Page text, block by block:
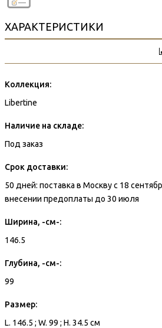
ХАРАКТЕРИСТИКИ
Коллекция:
Libertine
Наличие на складе:
Под заказ
Срок доставки:
50 дней: поставка в Москву с 18
внесении предоплаты до 30 июля
Ширина, -см-:
146.5
Глубина, -см-:
99
Размер:
L. 146.5 ; W. 99 ; H. 34.5 см